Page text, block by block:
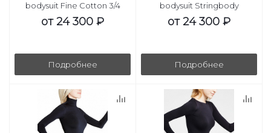
bodysuit Fine Cotton 3/4
от24 300 ₽
Подробнее
bodysuit Stringbody
от24 300 ₽
Подробнее